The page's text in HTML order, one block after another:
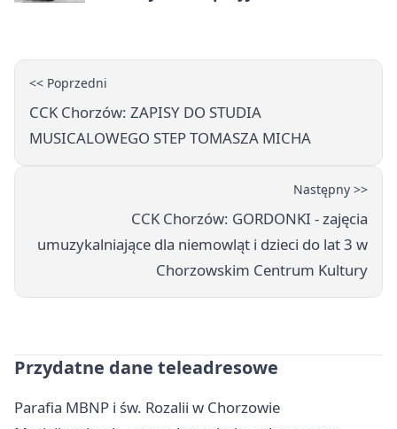
<< Poprzedni
CCK Chorzów: ZAPISY DO STUDIA
MUSICALOWEGO STEP TOMASZA MICHA
Następny >>
CCK Chorzów: GORDONKI - zajęcia
umuzykalniające dla niemowląt i dzieci do lat 3 w
Chorzowskim Centrum Kultury
Przydatne dane teleadresowe
Parafia MBNP i św. Rozalii w Chorzowie